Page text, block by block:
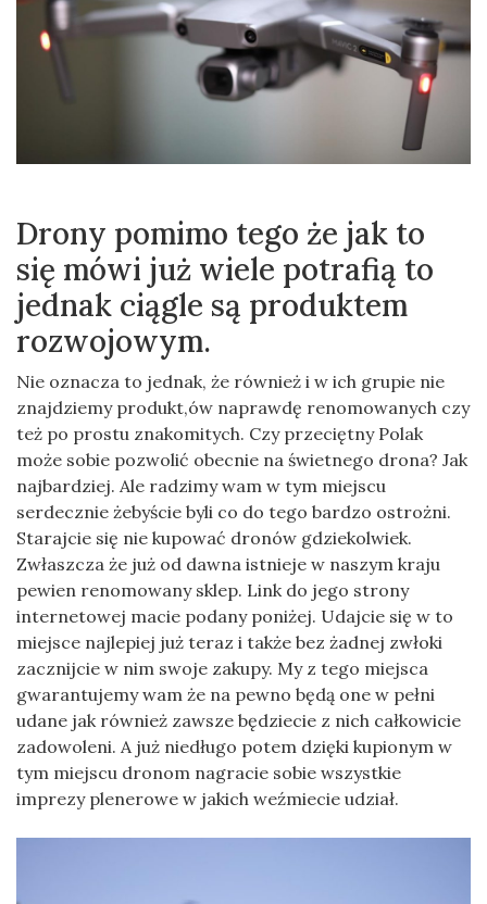
Drony pomimo tego że jak to
się mówi już wiele potrafią to
jednak ciągle są produktem
rozwojowym.
Nie oznacza to jednak, że również i w ich grupie nie
znajdziemy produkt,ów naprawdę renomowanych czy
też po prostu znakomitych. Czy przeciętny Polak
może sobie pozwolić obecnie na świetnego drona? Jak
najbardziej. Ale radzimy wam w tym miejscu
serdecznie żebyście byli co do tego bardzo ostrożni.
Starajcie się nie kupować dronów gdziekolwiek.
Zwłaszcza że już od dawna istnieje w naszym kraju
pewien renomowany sklep. Link do jego strony
internetowej macie podany poniżej. Udajcie się w to
miejsce najlepiej już teraz i także bez żadnej zwłoki
zacznijcie w nim swoje zakupy. My z tego miejsca
gwarantujemy wam że na pewno będą one w pełni
udane jak również zawsze będziecie z nich całkowicie
zadowoleni. A już niedługo potem dzięki kupionym w
tym miejscu dronom nagracie sobie wszystkie
imprezy plenerowe w jakich weźmiecie udział.